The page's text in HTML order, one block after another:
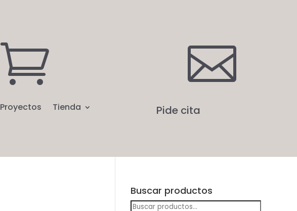
 
Proyectos Tienda Pide cita
Buscar productos
Buscar